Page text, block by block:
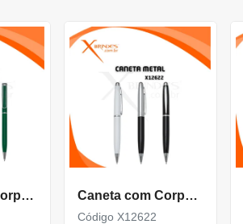
Caneta Com Corpo De Metal Carga Azul E Acionamento Por Rotação Xa1812D Caneta com Corpo de Metal carga Azul e com Acionamento por rotação X12622
Código X12622